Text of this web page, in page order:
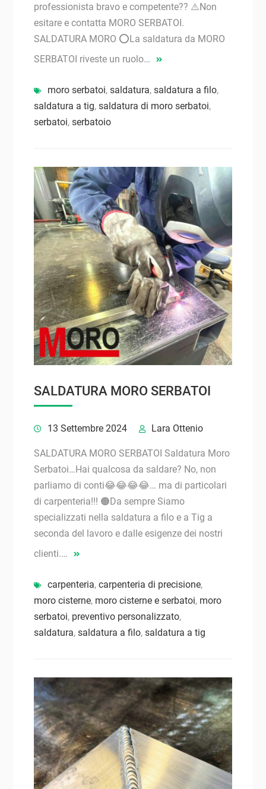
professionista bravo e competente?? ⚠️Non
esitare e contatta MORO SERBATOI.
SALDATURA MORO ⭕La saldatura da MORO
SERBATOI riveste un ruolo…
moro serbatoi, saldatura, saldatura a filo,
saldatura a tig, saldatura di moro serbatoi,
serbatoi, serbatoio
SALDATURA MORO SERBATOI
13 Settembre 2024 Lara Ottenio
SALDATURA MORO SERBATOI Saldatura Moro
Serbatoi…Hai qualcosa da saldare? No, non
parliamo di conti😂😂😂😂… ma di particolari
di carpenteria!!! 🟠Da sempre Siamo
specializzati nella saldatura a filo e a Tig a
seconda del lavoro e dalle esigenze dei nostri
clienti.…
carpenteria, carpenteria di precisione,
moro cisterne, moro cisterne e serbatoi, moro
serbatoi, preventivo personalizzato,
saldatura, saldatura a filo, saldatura a tig